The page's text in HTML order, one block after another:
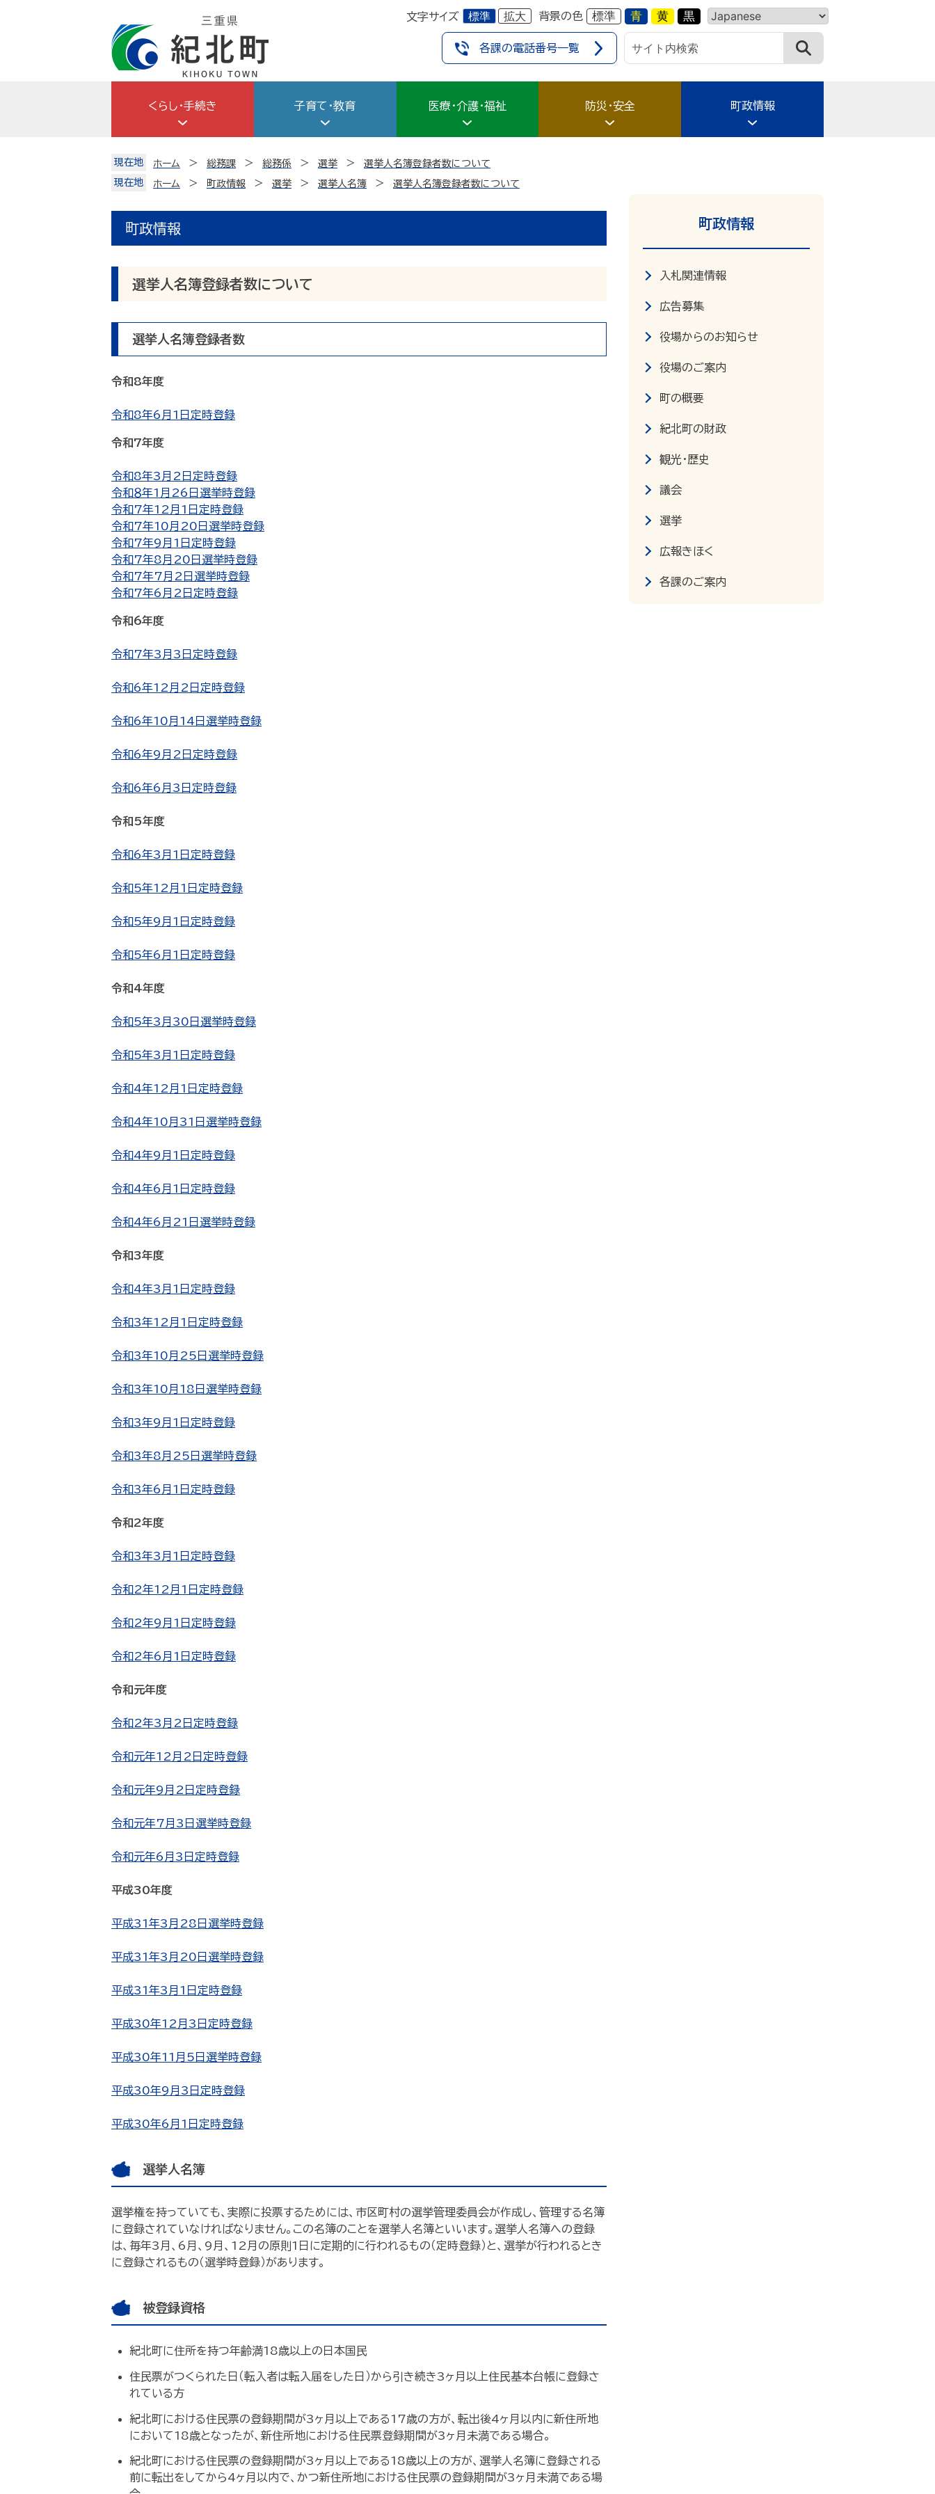
文字サイズ 標準 拡大 背景の色 標準 青 黄 黒
各課の電話番号一覧
くらし・手続き 子育て・教育 医療・介護・福祉 防災・安全 町政情報
現在地 ホーム 総務課 総務係 選挙
選挙人名簿登録者数について
現在地
ホーム 町政情報 選挙 選挙人名簿 選挙人名簿登録者数について
町政情報
選挙人名簿登録者数について
選挙人名簿登録者数
令和8年度
令和8年6月1日定時登録
令和7年度
令和8年3月2日定時登録
令和８年1月26日選挙時登録
令和7年12月1日定時登録
令和7年10月20日選挙時登録
令和7年9月1日定時登録
令和7年8月20日選挙時登録
令和7年7月2日選挙時登録
令和7年6月2日定時登録
令和6年度
令和7年3月3日定時登録
令和6年12月2日定時登録
令和6年10月14日選挙時登録
令和6年9月2日定時登録
令和6年6月3日定時登録
令和5年度
令和6年3月1日定時登録
令和5年12月1日定時登録
令和5年9月1日定時登録
令和5年6月1日定時登録
令和4年度
令和5年3月30日選挙時登録
令和5年3月1日定時登録
令和4年12月1日定時登録
令和4年10月31日選挙時登録
令和4年9月1日定時登録
令和4年6月1日定時登録
令和4年6月21日選挙時登録
令和3年度
令和4年3月1日定時登録
令和3年12月1日定時登録
令和3年10月25日選挙時登録
令和3年10月18日選挙時登録
令和3年9月1日定時登録
令和3年8月25日選挙時登録
令和3年6月1日定時登録
令和2年度
令和3年3月1日定時登録
令和2年12月1日定時登録
令和2年9月1日定時登録
令和2年6月1日定時登録
令和元年度
令和2年3月2日定時登録
令和元年12月2日定時登録
令和元年9月2日定時登録
令和元年7月3日選挙時登録
令和元年6月3日定時登録
平成30年度
平成31年3月28日選挙時登録
平成31年3月20日選挙時登録
平成31年3月1日定時登録
平成30年12月3日定時登録
平成30年11月5日選挙時登録
平成30年9月3日定時登録
平成30年6月1日定時登録
選挙人名簿
選挙権を持っていても、実際に投票するためには、市区町村の選挙管理委員会が作成し、管理する名簿
に登録されていなければなりません。この名簿のことを選挙人名簿といいます。選挙人名簿への登録
は、毎年3月、6月、9月、12月の原則1日に定期的に行われるもの（定時登録）と、選挙が行われるとき
に登録されるもの（選挙時登録）があります。
被登録資格
紀北町に住所を持つ年齢満18歳以上の日本国民
住民票がつくられた日（転入者は転入届をした日）から引き続き3ヶ月以上住民基本台帳に登録さ
れている方
紀北町における住民票の登録期間が3ヶ月以上である17歳の方が、転出後4ヶ月以内に新住所地
において18歳となったが、新住所地における住民票登録期間が3ヶ月未満である場合。
紀北町における住民票の登録期間が3ヶ月以上である18歳以上の方が、選挙人名簿に登録される
前に転出をしてから4ヶ月以内で、かつ新住所地における住民票の登録期間が3ヶ月未満である場
町政情報
入札関連情報
広告募集
役場からのお知らせ
役場のご案内
町の概要
紀北町の財政
観光・歴史
議会
選挙
広報きほく
各課のご案内